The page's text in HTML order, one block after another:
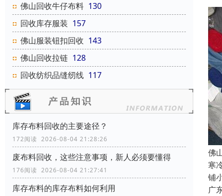
佛山回收牛仔布料 130
回收库存服装 157
佛山服装钮扣回收 143
佛山回收拉链 128
回收纺织品缝纫线 117
库存布料回收的主要途径？
172阅读 2026-08-04 21:28:26
废布料回收，这些注意事项，新人必须要懂得
176阅读 2026-08-04 21:27:41
库存布料的库存布料如何利用
佛
寒
铺
广